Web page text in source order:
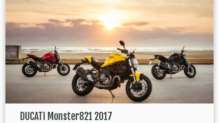
DUCATI Monster821 2017